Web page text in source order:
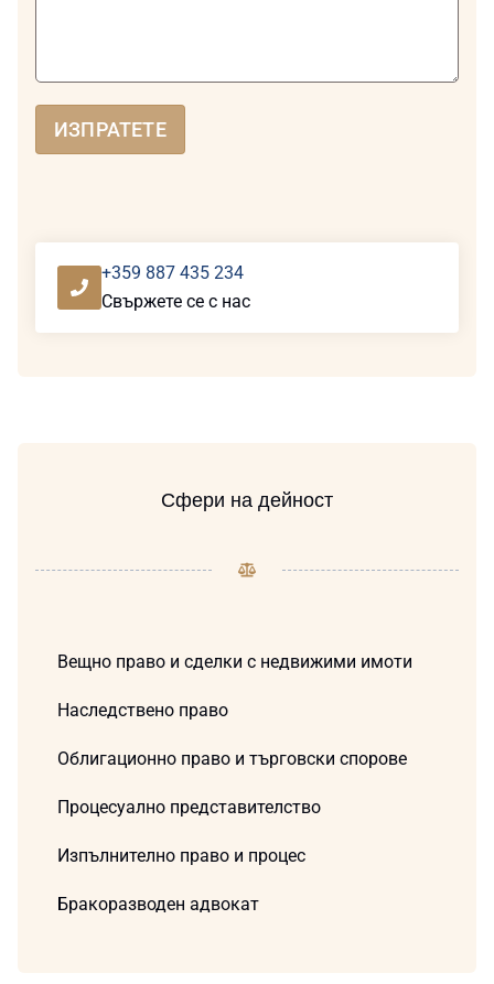
ИЗПРАТЕТЕ
+359 887 435 234
Свържете се с нас
Сфери на дейност
Вещно право и сделки с недвижими имоти
Наследствено право
Облигационно право и търговски спорове
Процесуално представителство
Изпълнително право и процес
Бракоразводен адвокат